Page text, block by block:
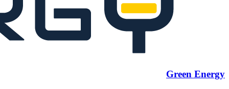
Green Energy